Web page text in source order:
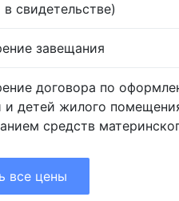
свидетельстве)
завещания
договора по
и детей жилого
средств
все цены